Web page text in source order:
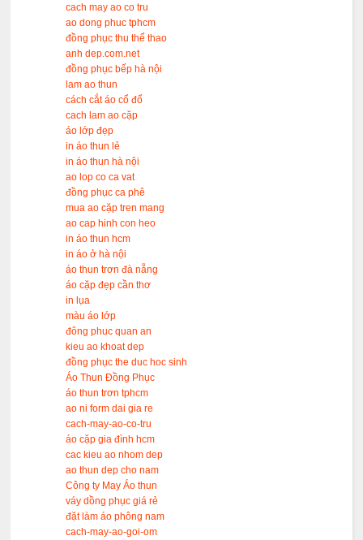
cach may ao co tru
ao dong phuc tphcm
đồng phục thu thể thao
anh dep.com.net
đồng phục bếp hà nội
lam ao thun
cách cắt áo cổ đổ
cach lam ao cặp
áo lớp đẹp
in áo thun lẻ
in áo thun hà nội
ao lop co ca vat
đồng phục ca phê
mua ao cặp tren mang
ao cap hinh con heo
in áo thun hcm
in áo ở hà nội
áo thun trơn đà nẵng
áo cặp đẹp cần thơ
in lụa
màu áo lớp
đông phuc quan an
kieu ao khoat dep
đồng phục the duc hoc sinh
Áo Thun Đồng Phục
áo thun trơn tphcm
ao ni form dai gia re
cach-may-ao-co-tru
áo cặp gia đình hcm
cac kieu ao nhom dep
ao thun dep cho nam
Công ty May Áo thun
váy dồng phục giá rẻ
đặt làm áo phông nam
cach-may-ao-goi-om